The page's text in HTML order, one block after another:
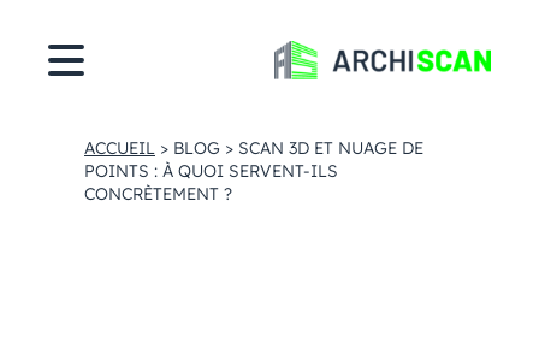
ACCUEIL > BLOG > SCAN 3D ET NUAGE DE
POINTS : À QUOI SERVENT-ILS
CONCRÈTEMENT ?